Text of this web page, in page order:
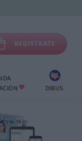
REGÍSTRATE
 DIBUS